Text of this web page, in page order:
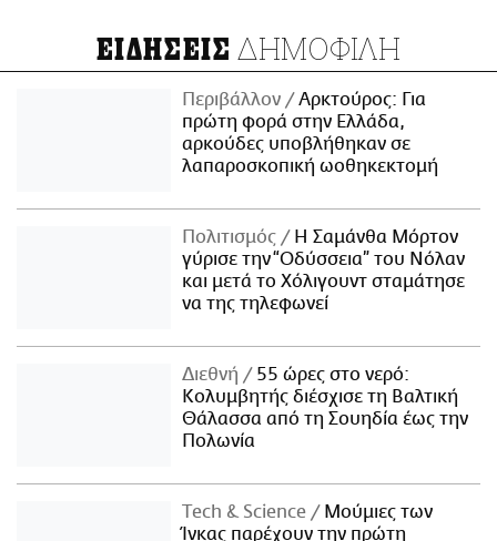
ΕΙΔΗΣΕΙΣ ΔΗΜΟΦΙΛΗ
Περιβάλλον
Αρκτούρος: Για
πρώτη φορά στην Ελλάδα,
αρκούδες υποβλήθηκαν σε
λαπαροσκοπική ωοθηκεκτομή
Πολιτισμός
Η Σαμάνθα Μόρτον
γύρισε την “Οδύσσεια” του Νόλαν
και μετά το Χόλιγουντ σταμάτησε
να της τηλεφωνεί
Διεθνή
55 ώρες στο νερό:
Κολυμβητής διέσχισε τη Βαλτική
Θάλασσα από τη Σουηδία έως την
Πολωνία
Τech & Science
Μούμιες των
Ίνκας παρέχουν την πρώτη